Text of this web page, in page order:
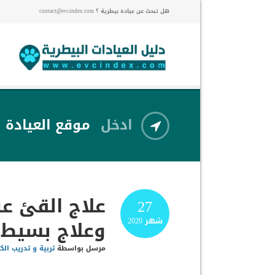
هل تبحث عن عيادة بيطرية ؟ contact@evcindex.com
ادخل موقع العيادة
27
شهر2020 علاج القئ
وعلاج بسيط
مرسل بواسطةتربية و تدريب